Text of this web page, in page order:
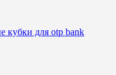
кубки для otp bank